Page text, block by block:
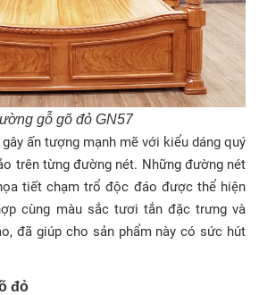
gỗ gõ đỏ GN57
ấn tượng mạnh mẽ với kiểu dáng quý
trên từng đường nét. Những đường nét
tiết chạm trổ độc đáo được thể hiện
cùng màu sắc tươi tắn đặc trưng và
đã giúp cho sản phẩm này có sức hút
đỏ